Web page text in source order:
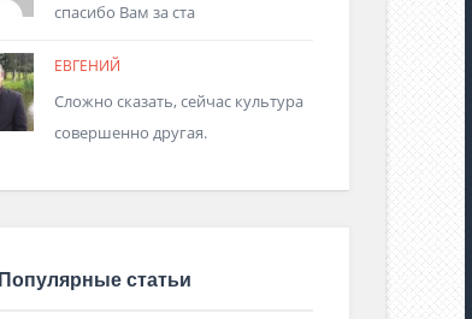
спасибо Вам за ста
ЕВГЕНИЙ
Сложно сказать, сейчас культура
совершенно другая.
Популярные статьи